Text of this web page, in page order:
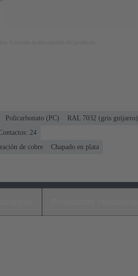
Policarbonato (PC)
RAL 7032 (gris guijarro)
24
de cobre Chapado en plata